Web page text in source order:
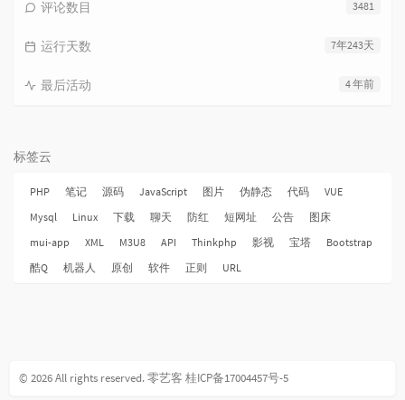
3481
评论数目
7年243天
运行天数
4 年前
最后活动
标签云
PHP 笔记 源码 JavaScript 图片 伪静态 代码
VUE
Mysql
Linux 下载 聊天 防红 短网址 公告
图床
mui-app
XML M3U8 API Thinkphp 影视 宝塔
Bootstrap
酷Q
机器人 原创 软件 正则 URL
© 2026 All rights reserved.零艺客 桂ICP备17004457号-5